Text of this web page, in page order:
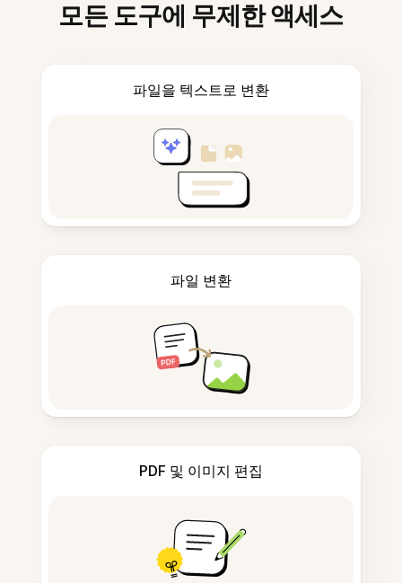
모든 도구에 무제한 액세스
파일을 텍스트로 변환
파일 변환
PDF 및 이미지 편집